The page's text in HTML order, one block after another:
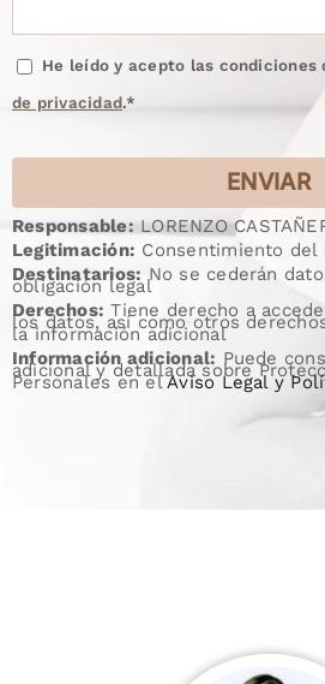
He leído y acepto las condiciones
de privacidad.*
Responsable: LORENZO
Legitimación: Consentimiento del
Destinatarios: No se cederán
obligación legal
Derechos: Tiene derecho a
los datos, así como otros
la información adicional
Información adicional: Puede
adicional y detallada sobre
Personales en elAviso Legal y